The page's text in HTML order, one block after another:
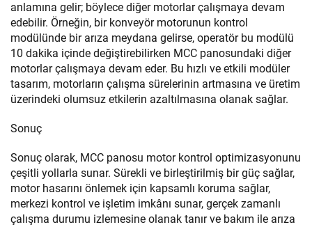
anlamına gelir; böylece diğer motorlar çalışmaya devam
edebilir. Örneğin, bir konveyör motorunun kontrol
modülünde bir arıza meydana gelirse, operatör bu modülü
10 dakika içinde değiştirebilirken MCC panosundaki diğer
motorlar çalışmaya devam eder. Bu hızlı ve etkili modüler
tasarım, motorların çalışma sürelerinin artmasına ve üretim
üzerindeki olumsuz etkilerin azaltılmasına olanak sağlar.
Sonuç
Sonuç olarak, MCC panosu motor kontrol optimizasyonunu
çeşitli yollarla sunar. Sürekli ve birleştirilmiş bir güç sağlar,
motor hasarını önlemek için kapsamlı koruma sağlar,
merkezi kontrol ve işletim imkânı sunar, gerçek zamanlı
çalışma durumu izlemesine olanak tanır ve bakım ile arıza